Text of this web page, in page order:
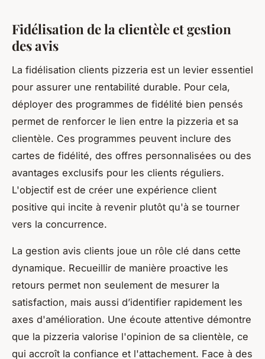
Fidélisation de la clientèle et gestion
des avis
La fidélisation clients pizzeria est un levier essentiel
pour assurer une rentabilité durable. Pour cela,
déployer des programmes de fidélité bien pensés
permet de renforcer le lien entre la pizzeria et sa
clientèle. Ces programmes peuvent inclure des
cartes de fidélité, des offres personnalisées ou des
avantages exclusifs pour les clients réguliers.
L'objectif est de créer une expérience client
positive qui incite à revenir plutôt qu'à se tourner
vers la concurrence.
La gestion avis clients joue un rôle clé dans cette
dynamique. Recueillir de manière proactive les
retours permet non seulement de mesurer la
satisfaction, mais aussi d’identifier rapidement les
axes d'amélioration. Une écoute attentive démontre
que la pizzeria valorise l'opinion de sa clientèle, ce
qui accroît la confiance et l'attachement. Face à des